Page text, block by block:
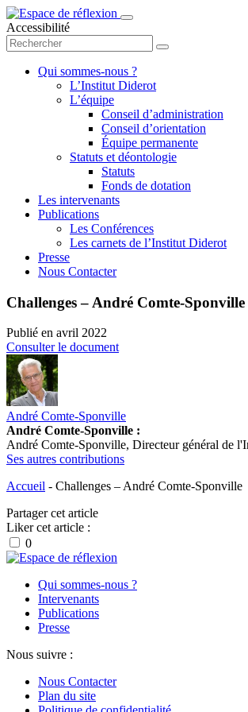
Accessibilité
Qui sommes-nous ?
L’Institut Diderot
L’équipe
Conseil d’administration
Conseil d’orientation
Équipe permanente
Statuts et déontologie
Statuts
Fonds de dotation
Les intervenants
Publications
Les Conférences
Les carnets de l’Institut Diderot
Presse
Nous Contacter
Challenges – André Comte-Sponville
Publié en avril 2022
Consulter le document
André Comte-Sponville
André Comte-Sponville :
André Comte-Sponville, Directeur général de
Ses autres contributions
Accueil - Challenges – André Comte-Sponville
Partager cet article
Liker cet article :
0
Qui sommes-nous ?
Intervenants
Publications
Presse
Nous suivre :
Nous Contacter
Plan du site